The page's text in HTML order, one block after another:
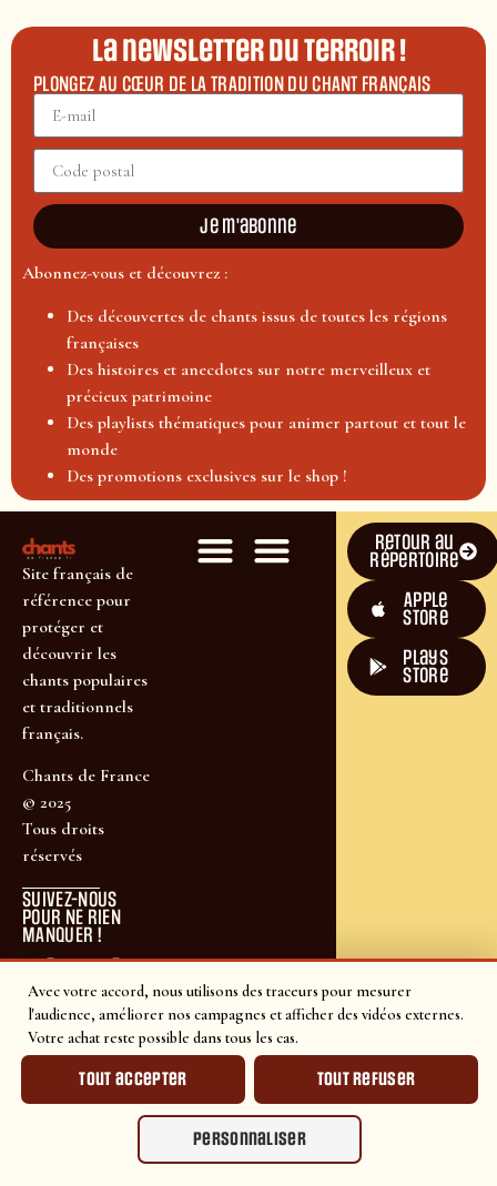
Avec votre accord, nous utilisons des traceurs pour mesurer
l'audience, améliorer nos campagnes et afficher des vidéos externes.
Votre achat reste possible dans tous les cas.
Tout accepter Tout refuser
Personnaliser
La newsletter du terroir !
PLONGEZ AU CŒUR DE LA TRADITION DU CHANT FRANÇAIS
Je m'abonne
Abonnez-vous et découvrez :
Des découvertes de chants issus de toutes les régions
françaises
Des histoires et anecdotes sur notre merveilleux et
précieux patrimoine
Des playlists thématiques pour animer partout et tout le
monde
Des promotions exclusives sur le shop !
Site français de
référence pour
protéger et
découvrir les
chants populaires
et traditionnels
français.
Chants de France
© 2025
Tous droits
réservés
SUIVEZ-NOUS
POUR NE RIEN
MANQUER !
Retour au
répertoire
Apple
Store
plays
store